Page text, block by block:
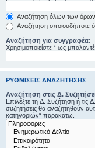
Αναζήτηση όλων των
Αναζήτηση οποιουδήποτε
Αναζήτηση για συγγραφέα:
Χρησιμοποιείστε * ως μπαλαντέρ
ΡΥΘΜΊΣΕΙΣ ΑΝΑΖΉΤΗΣΗΣ
Αναζήτηση στις Δ.
Επιλέξτε τη Δ. Συζήτηση ή τις
συζητήσεις θα αναζητηθούν
κατηγοριών“ παρακάτω.